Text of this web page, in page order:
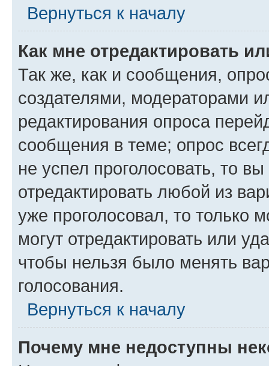
Вернуться к началу
Как мне отредактировать
Так же, как и сообщения,
создателями, модераторами
редактирования опроса
сообщения в теме; опрос
не успел проголосовать, то
отредактировать любой из
уже проголосовал, то только
могут отредактировать или
чтобы нельзя было менять
голосования.
Вернуться к началу
Почему мне недоступны